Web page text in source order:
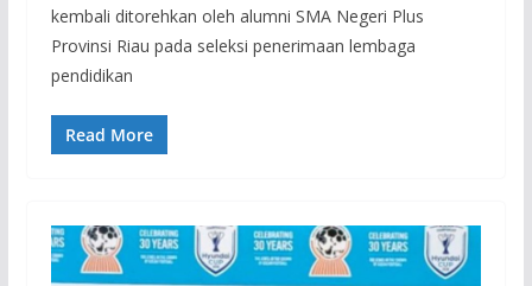
kembali ditorehkan oleh alumni SMA Negeri Plus
Provinsi Riau pada seleksi penerimaan lembaga
pendidikan
Read More